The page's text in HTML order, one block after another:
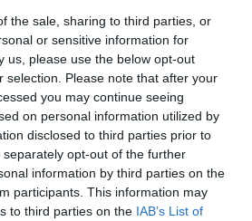
the sale, sharing to third parties, or
or sensitive information for
us, please use the below opt-out
selection. Please note that after your
you may continue seeing
on personal information utilized by
disclosed to third parties prior to
opt-out of the further
information by third parties on the
participants. This information may
to third parties on the IAB’s List of
a rendszeresség a kulcs. Ha
látványosan
Twitter Pinterest
,házilag,levéltetű,permet
Következő bejegyzés